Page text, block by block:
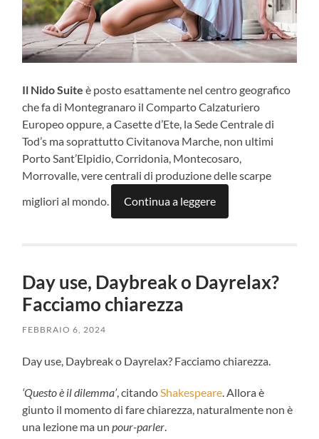
Il Nido Suite è posto esattamente nel centro geografico
che fa di Montegranaro il Comparto Calzaturiero
Europeo oppure, a Casette d’Ete, la Sede Centrale di
Tod’s ma soprattutto Civitanova Marche, non ultimi
Porto Sant’Elpidio, Corridonia, Montecosaro,
Morrovalle, vere centrali di produzione delle scarpe
migliori al mondo.
Continua a leggere
Day use, Daybreak o Dayrelax?
Facciamo chiarezza
FEBBRAIO 6, 2024
Day use, Daybreak o Dayrelax? Facciamo chiarezza.
‘Questo è il dilemma’, citandoShakespeare. Allora è
giunto il momento di fare chiarezza, naturalmente non è
una lezione ma unpour-parler.